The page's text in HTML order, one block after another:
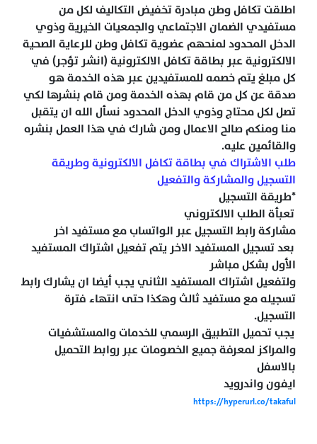
اطلقت تكافل وطن مبادرة تخفيض التكاليف لكل من
مستفيدي الضمان الاجتماعي والجمعيات الخيرية وذوي
الدخل المحدود لمنحهم عضوية تكافل وطن للرعاية الصحية
الالكترونية عبر بطاقة تكافل الالكترونية (انشر تؤجر) في
كل مبلغ يتم خصمه للمستفيدين عبر هذه الخدمة هو
صدقة عن كل من قام بهذه الخدمة ومن قام بنشرها لكي
تصل لكل محتاج وذوي الدخل المحدود نسأل الله ان يتقبل
منا ومنكم صالح الاعمال ومن شارك في هذا العمل بنشره
والقائمين عليه.
طلب الاشتراك في بطاقة تكافل الالكترونية وطريقة
التسجيل والمشاركة والتفعيل
*طريقة التسجيل
تعبأة الطلب الالكتروني
مشاركة رابط التسجيل عبر الواتساب مع مستفيد اخر
بعد تسجيل المستفيد الاخر يتم تفعيل اشتراك المستفيد
الأول بشكل مباشر
ولتفعيل اشتراك المستفيد الثاني يجب أيضا ان يشارك رابط
تسجيله مع مستفيد ثالث وهكذا حتى انتهاء فترة
التسجيل.
يجب تحميل التطبيق الرسمي للخدمات والمستشفيات
والمراكز لمعرفة جميع الخصومات عبر روابط التحميل
بالاسفل
ايفون واندرويد
https://hyperurl.co/takaful